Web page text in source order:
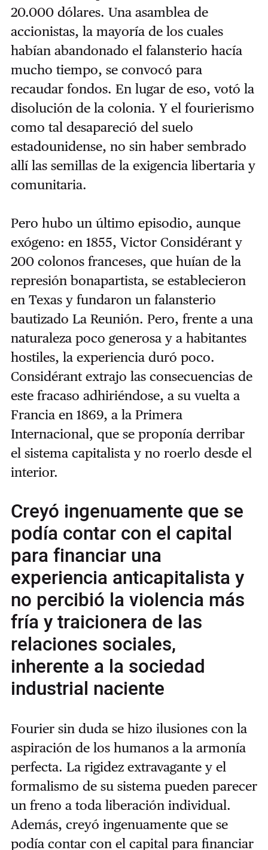
20.000 dólares. Una asamblea de
accionistas, la mayoría de los cuales
habían abandonado el falansterio hacía
mucho tiempo, se convocó para
recaudar fondos. En lugar de eso, votó la
disolución de la colonia. Y el fourierismo
como tal desapareció del suelo
estadounidense, no sin haber sembrado
allí las semillas de la exigencia libertaria y
comunitaria.
Pero hubo un último episodio, aunque
exógeno: en 1855, Victor Considérant y
200 colonos franceses, que huían de la
represión bonapartista, se establecieron
en Texas y fundaron un falansterio
bautizado La Reunión. Pero, frente a una
naturaleza poco generosa y a habitantes
hostiles, la experiencia duró poco.
Considérant extrajo las consecuencias de
este fracaso adhiriéndose, a su vuelta a
Francia en 1869, a la Primera
Internacional, que se proponía derribar
el sistema capitalista y no roerlo desde el
interior.
Creyó ingenuamente que se
podía contar con el capital
para financiar una
experiencia anticapitalista y
no percibió la violencia más
fría y traicionera de las
relaciones sociales,
inherente a la sociedad
industrial naciente
Fourier sin duda se hizo ilusiones con la
aspiración de los humanos a la armonía
perfecta. La rigidez extravagante y el
formalismo de su sistema pueden parecer
un freno a toda liberación individual.
Además, creyó ingenuamente que se
podía contar con el capital para financiar